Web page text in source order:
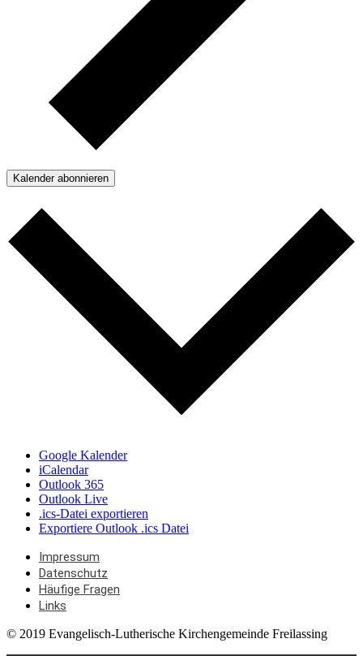
Kalender abonnieren
Google Kalender
iCalendar
Outlook 365
Outlook Live
.ics-Datei exportieren
Exportiere Outlook .ics Datei
Impressum
Datenschutz
Häufige Fragen
Links
© 2019 Evangelisch-Lutherische Kirchengemeinde Freilassing